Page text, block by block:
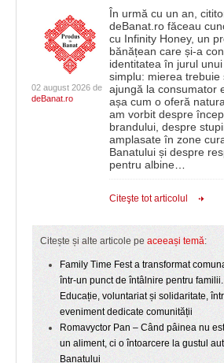
02 august 2026 de
deBanat.ro
În urmă cu un an,
deBanat.ro făceau
cu Infinity Honey, un
bănățean care și-a
identitatea în jurul
simplu: mierea trebuie
ajungă la consumator
așa cum o oferă
am vorbit despre
brandului, despre
amplasate în zone
Banatului și despre
pentru albine
Citeşte tot articolul
Citește și alte articole pe aceeași temă:
Family Time Fest a transformat
într-un punct de întâlnire pentru familii.
Educație, voluntariat și solidaritate,
eveniment dedicate comunității
Romavyctor Pan – Când pâinea nu
un aliment, ci o întoarcere la gustul
Banatului